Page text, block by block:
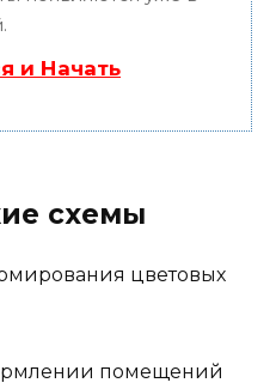
и Начать
схемы
цветовых
помещений